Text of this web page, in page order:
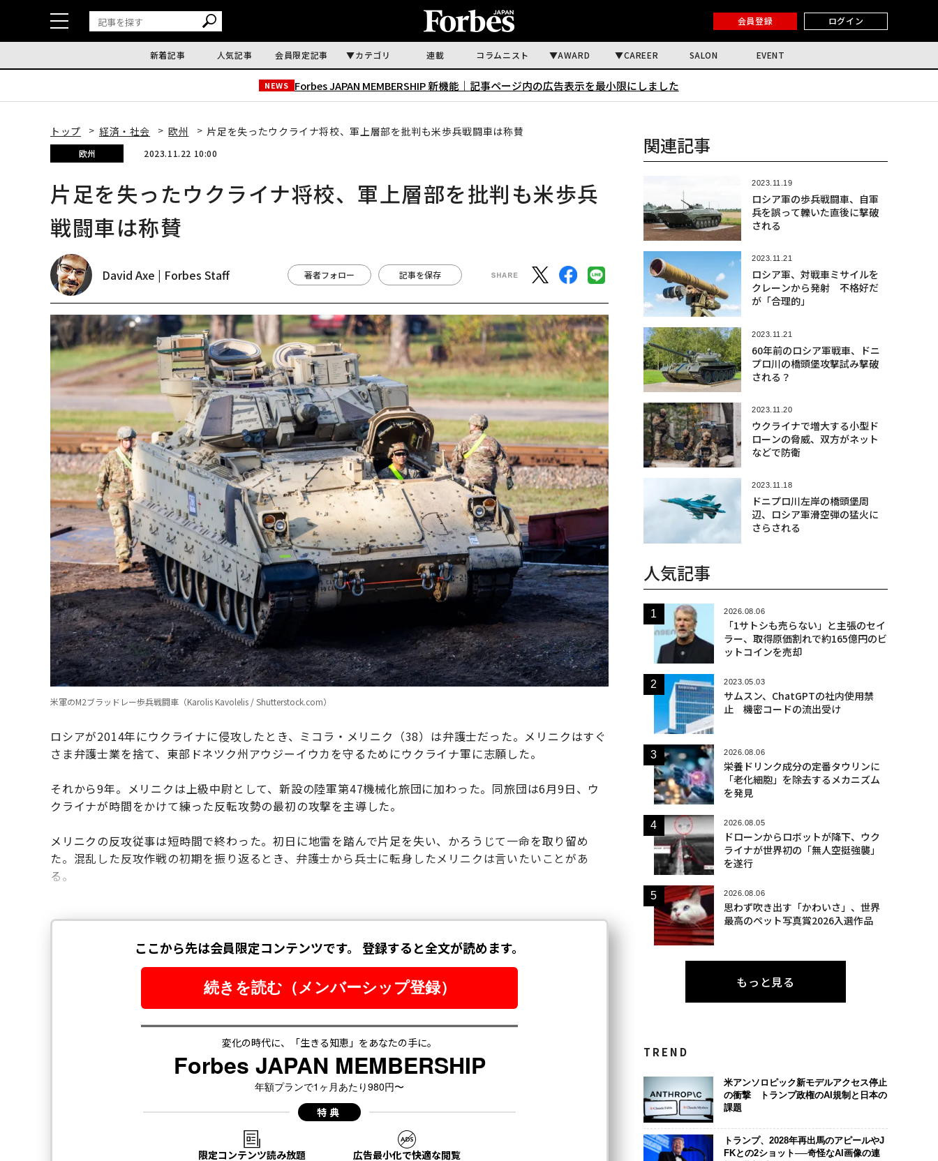
会員登録 ログイン
新着記事 人気記事 会員限定記事 カテゴリ 連載 コラムニスト AWARD CAREER SALON EVENT
NEWS Forbes JAPAN MEMBERSHIP 新機能｜ 記事ページ内の広告表示を最小限にしました
トップ 経済・社会 欧州 片足を失ったウクライナ将校、軍上層部を批判も米歩兵戦闘車は称賛
欧州 2023.11.22 10:00
片足を失ったウクライナ将校、軍上層部を批判も米歩兵
戦闘車は称賛
David Axe | Forbes Staff 著者フォロー 記事を保存
米軍のM2ブラッドレー歩兵戦闘車（Karolis Kavolelis / Shutterstock.com）
ロシアが2014年にウクライナに侵攻したとき、ミコラ・メリニク（38）は弁護士だった。メリニクはすぐ
さま弁護士業を捨て、東部ドネツク州アウジーイウカを守るためにウクライナ軍に志願した。
それから9年。メリニクは上級中尉として、新設の陸軍第47機械化旅団に加わった。同旅団は6月9日、ウ
クライナが時間をかけて練った反転攻勢の最初の攻撃を主導した。
メリニクの反攻従事は短時間で終わった。初日に地雷を踏んで片足を失い、かろうじて一命を取り留め
た。混乱した反攻作戦の初期を振り返るとき、弁護士から兵士に転身したメリニクは言いたいことがあ
る。
関連記事
2023.11.19
ロシア軍の歩兵戦闘車、自軍
兵を誤って轢いた直後に撃破
される
2023.11.21
ロシア軍、対戦車ミサイルを
クレーンから発射 不格好だ
が「合理的」
2023.11.21
60年前のロシア軍戦車、ドニ
プロ川の橋頭堡攻撃試み撃破
される？
2023.11.20
ウクライナで増大する小型ド
ローンの脅威、双方がネット
などで防衛
2023.11.18
ドニプロ川左岸の橋頭堡周
辺、ロシア軍滑空弾の猛火に
さらされる
人気記事
2026.08.06
「1サトシも売らない」と主張のセイ
ラー、取得原価割れで約165億円のビ
ットコインを売却
2023.05.03
サムスン、ChatGPTの社内使用禁
止 機密コードの流出受け
2026.08.06
栄養ドリンク成分の定番タウリンに
「老化細胞」を除去するメカニズム
を発見
2026.08.05
ドローンからロボットが降下、ウク
ライナが世界初の「無人空挺強襲」
を遂行
2026.08.06
思わず吹き出す「かわいさ」、世界
最高のペット写真賞2026入選作品
もっと見る
TREND
米アンソロピック新モデルアクセス停止
の衝撃 トランプ政権のAI規制と日本の
課題
トランプ、2028年再出馬のアピールやJ
FKとの2ショット──奇怪なAI画像の連